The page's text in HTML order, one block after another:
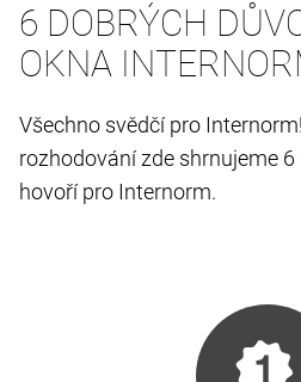
6 DOBRÝCH
OKNA
Všechno svědčí pro
rozhodování zde shrnujeme
hovoří pro Internorm.